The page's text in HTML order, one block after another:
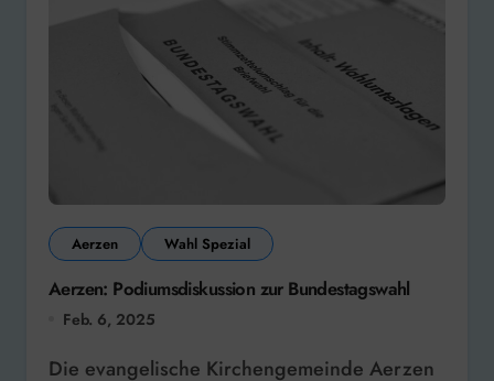
Aerzen Wahl Spezial
Aerzen: Podiumsdiskussion zur Bundestagswahl
Feb. 6, 2025
Die evangelische Kirchengemeinde Aerzen